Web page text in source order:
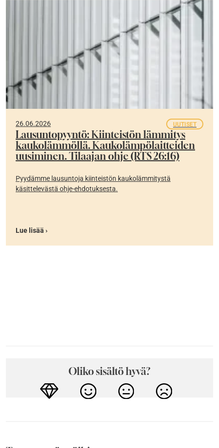
26.06.2026 UUTISET
Lausuntopyyntö: Kiinteistön lämmitys
kaukolämmöllä. Kaukolämpölaitteiden
uusiminen. Tilaajan ohje (RTS 26:16)
Pyydämme lausuntoja kiinteistön kaukolämmitystä
käsittelevästä ohje-ehdotuksesta.
Lue lisää ›
Oliko sisältö hyvä?